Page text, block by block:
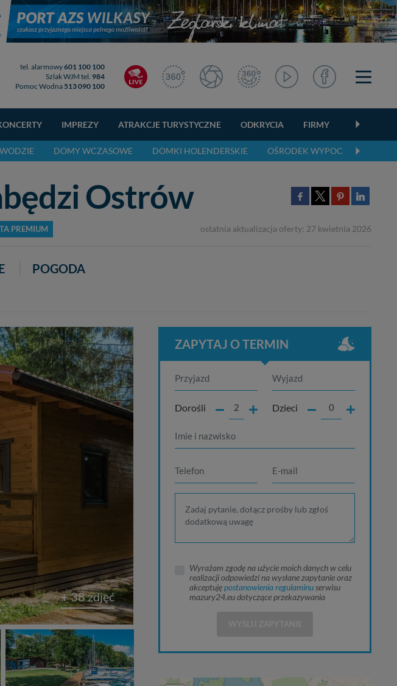
tel. alarmowy601 100 100
Szlak WJM tel. 984
Pomoc Wodna 513 090 100
IMPREZY ATRAKCJE TURYSTYCZNE ODKRYCIA FIRMY
DOMY WCZASOWE DOMKI HOLENDERSKIE OŚRODEK WYPOCZYNKOWY
Ostrów
PREMIUM ostatnia aktualizacja oferty: 27 kwietnia 2026
POGODA
+ 38 zdjęć
ZAPYTAJ O TERMIN
Dorośli Dzieci
Wyrażam zgodę na użycie moich danych w celu
realizacji odpowiedzi na wysłane zapytanie oraz
akceptujępostanowienia regulaminuserwisu
mazury24.eu dotyczące przekazywania